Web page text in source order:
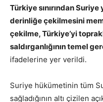
Türkiye sınırından
derinliğe çekilmesini
çekilme, Türkiye’yi
saldırganlığının temel
ifadelerine yer verildi.
Suriye hükümetinin tüm
sağladığının altı çizilen